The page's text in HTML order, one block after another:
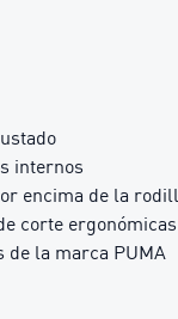
internos
encima de la
corte ergonómicas
de la marca PUMA